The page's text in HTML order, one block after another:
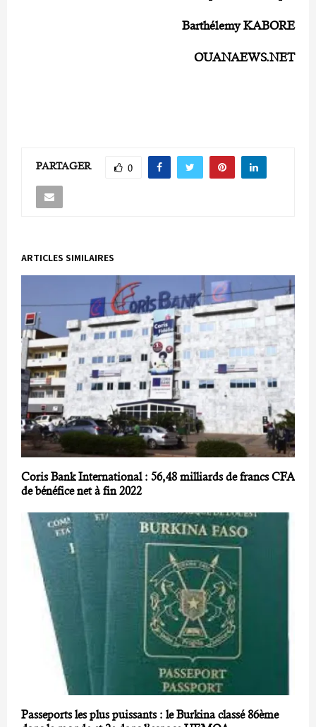
Barthélemy KABORE
OUANAEWS.NET
PARTAGER 0
ARTICLES SIMILAIRES
Coris Bank International : 56,48 milliards de francs CFA
de bénéfice net à fin 2022
Passeports les plus puissants : le Burkina classé 86ème